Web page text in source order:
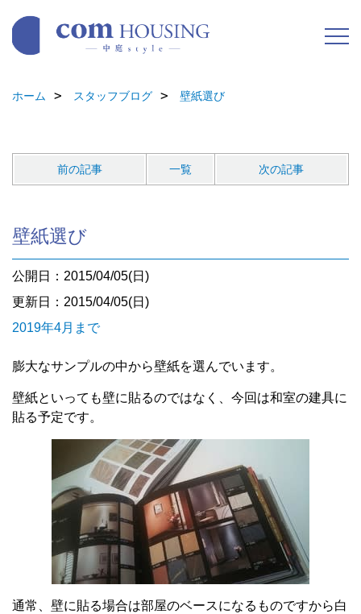
ホーム スタッフブログ 壁紙選び
前の記事 一覧 次の記事
壁紙選び
公開日：2015/04/05(日)
更新日：2015/04/05(日)
2019年4月まで
膨大なサンプルの中から壁紙を選んでいます。
壁紙といっても壁に貼るのではなく、今回は和室の建具に
貼る予定です。
通常、壁に貼る場合は部屋のベースになるものですから白